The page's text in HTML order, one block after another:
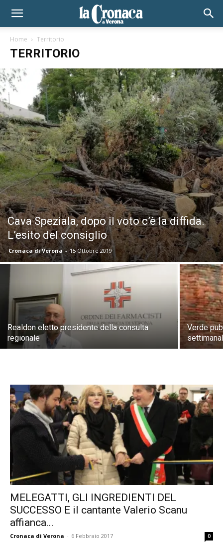
Home Territorio
TERRITORIO
Cava Speziala, dopo il voto c’è la diffida.
L’esito del consiglio
Cronaca di Verona - 15 Ottobre 2019
Realdon eletto presidente della consulta
regionale
Verde
MELEGATTI, GLI INGREDIENTI DEL
SUCCESSO E il cantante Valerio Scanu
affianca...
Cronaca di Verona - 6 Febbraio 2017 0